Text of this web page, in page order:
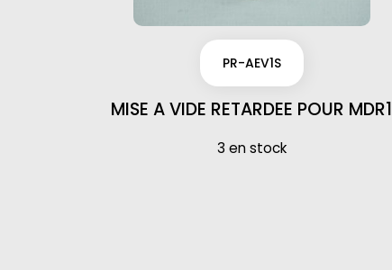
PR-AEV1S
MISE A VIDE RETARDEE POUR MDR1
3 en stock